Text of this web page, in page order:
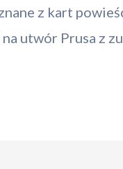
z kart
utwór Prusa z